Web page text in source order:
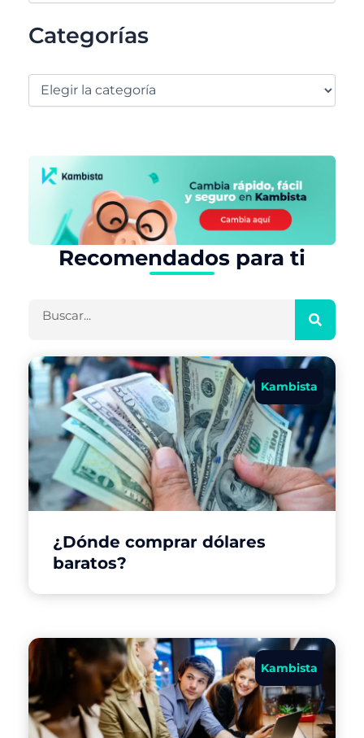
Categorías
Recomendados para ti
Kambista
¿Dónde comprar dólares
baratos?
Kambista